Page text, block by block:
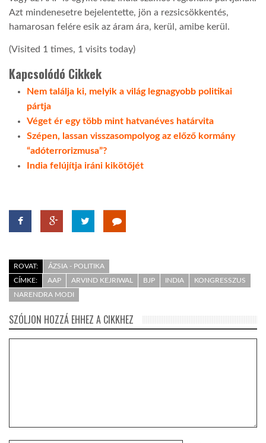
Azt mindenesetre bejelentette, jön a rezsicsökkentés,
hamarosan felére esik az áram ára, kerül, amibe kerül.
(Visited 1 times, 1 visits today)
Kapcsolódó Cikkek
Nem találja ki, melyik a világ legnagyobb politikai
pártja
Véget ér egy több mint hatvanéves határvita
Szépen, lassan visszasompolyog az előző kormány
“adóterrorizmusa”?
India felújítja iráni kikötőjét
ROVAT:
ÁZSIA - POLITIKA
CÍMKE:
AAP ARVIND KEJRIWAL BJP INDIA
KONGRESSZUS
NARENDRA MODI
SZÓLJON HOZZÁ EHHEZ A CIKKHEZ